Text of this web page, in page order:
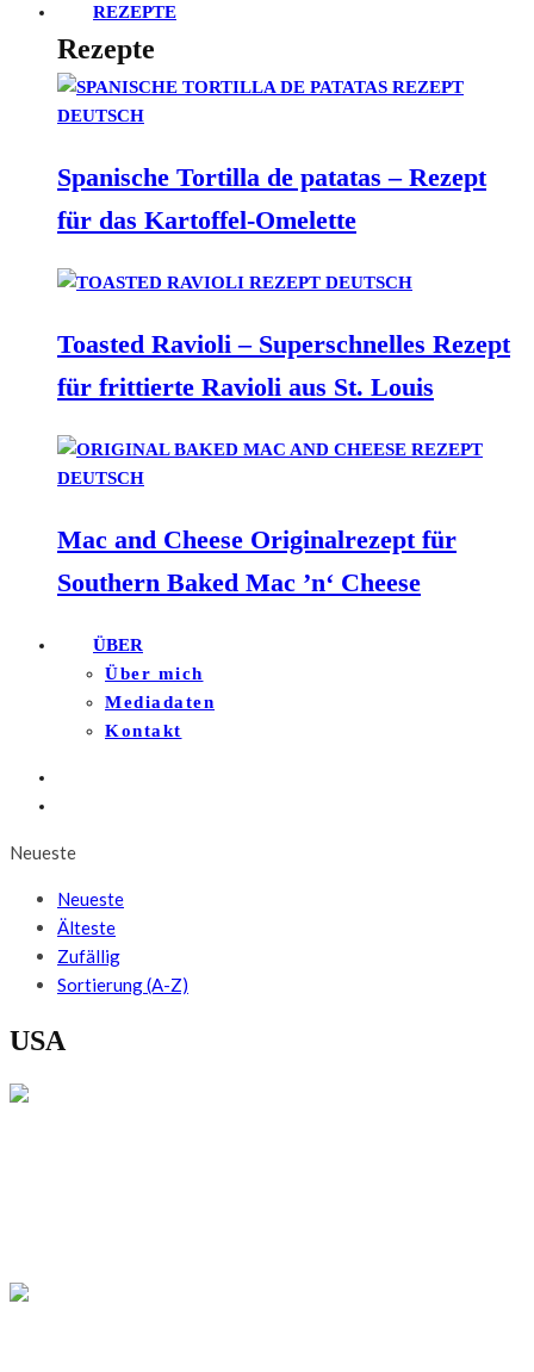
REZEPTE
Rezepte
Spanische Tortilla de patatas – Rezept
für das Kartoffel-Omelette
Toasted Ravioli – Superschnelles Rezept
für frittierte Ravioli aus St. Louis
Mac and Cheese Originalrezept für
Southern Baked Mac ’n‘ Cheese
ÜBER
Über mich
Mediadaten
Kontakt
Neueste
Neueste
Älteste
Zufällig
Sortierung (A-Z)
USA